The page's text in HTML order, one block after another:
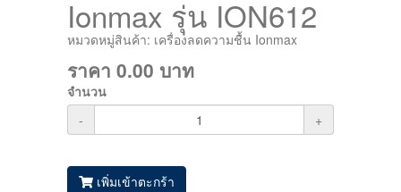
Ionmax รุ่น ION612
หมวดหมู่สินค้า: เครื่องลดความชื้น Ionmax
ราคา 0.00 บาท
จำนวน
-
+
เพิ่มเข้าตะกร้า